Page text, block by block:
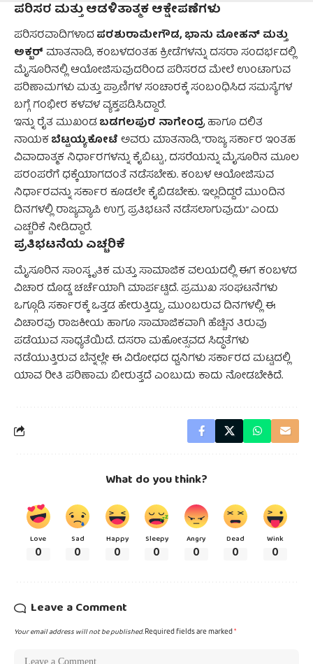
ಪರಿಸರ ಮತ್ತು ಆಡಳಿತಾತ್ಮಕ ಆಕ್ಷೇಪಣೆಗಳು
ಪರಿಸರವಾದಿಗಳಾದಪರಶುರಾಮೇಗೌಡ, ಭಾನು ಮೋಹನ್ ಮತ್ತು
ಅಕ್ಬರ್ ಮಾತನಾಡಿ, ಕಂಬಳದಂತಹ ಕ್ರೀಡೆಗಳನ್ನು ದಸರಾ ಸಂದರ್ಭದಲ್ಲಿ
ಮೈಸೂರಿನಲ್ಲಿ ಆಯೋಜಿಸುವುದರಿಂದ ಪರಿಸರದ ಮೇಲೆ ಉಂಟಾಗುವ
ಪರಿಣಾಮಗಳು ಮತ್ತು ಪ್ರಾಣಿಗಳ ಸಂಚಾರಕ್ಕೆ ಸಂಬಂಧಿಸಿದ ಸಮಸ್ಯೆಗಳ
ಬಗ್ಗೆ ಗಂಭೀರ ಕಳವಳ ವ್ಯಕ್ತಪಡಿಸಿದ್ದಾರೆ.
ಇನ್ನು ರೈತ ಮುಖಂಡಬಡಗಲಪುರ ನಾಗೇಂದ್ರ ಹಾಗೂ ದಲಿತ
ನಾಯಕ ಬೆಟ್ಟಯ್ಯಕೋಟೆ ಅವರು ಮಾತನಾಡಿ, “ರಾಜ್ಯ ಸರ್ಕಾರ ಇಂತಹ
ವಿವಾದಾತ್ಮಕ ನಿರ್ಧಾರಗಳನ್ನು ಕೈಬಿಟ್ಟು, ದಸರೆಯನ್ನು ಮೈಸೂರಿನ ಮೂಲ
ಪರಂಪರೆಗೆ ಧಕ್ಕೆಯಾಗದಂತೆ ನಡೆಸಬೇಕು. ಕಂಬಳ ಆಯೋಜಿಸುವ
ನಿರ್ಧಾರವನ್ನು ಸರ್ಕಾರ ಕೂಡಲೇ ಕೈಬಿಡಬೇಕು. ಇಲ್ಲದಿದ್ದರೆ ಮುಂದಿನ
ದಿನಗಳಲ್ಲಿ ರಾಜ್ಯವ್ಯಾಪಿ ಉಗ್ರ ಪ್ರತಿಭಟನೆ ನಡೆಸಲಾಗುವುದು” ಎಂದು
ಎಚ್ಚರಿಕೆ ನೀಡಿದ್ದಾರೆ.
ಪ್ರತಿಭಟನೆಯ ಎಚ್ಚರಿಕೆ
ಮೈಸೂರಿನ ಸಾಂಸ್ಕೃತಿಕ ಮತ್ತು ಸಾಮಾಜಿಕ ವಲಯದಲ್ಲಿ ಈಗ ಕಂಬಳದ
ವಿಚಾರ ದೊಡ್ಡ ಚರ್ಚೆಯಾಗಿ ಮಾರ್ಪಟ್ಟಿದೆ. ಪ್ರಮುಖ ಸಂಘಟನೆಗಳು
ಒಗ್ಗೂಡಿ ಸರ್ಕಾರಕ್ಕೆ ಒತ್ತಡ ಹೇರುತ್ತಿದ್ದು, ಮುಂಬರುವ ದಿನಗಳಲ್ಲಿ ಈ
ವಿಚಾರವು ರಾಜಕೀಯ ಹಾಗೂ ಸಾಮಾಜಿಕವಾಗಿ ಹೆಚ್ಚಿನ ತಿರುವು
ಪಡೆಯುವ ಸಾಧ್ಯತೆಯಿದೆ. ದಸರಾ ಮಹೋತ್ಸವದ ಸಿದ್ಧತೆಗಳು
ನಡೆಯುತ್ತಿರುವ ಬೆನ್ನಲ್ಲೇ ಈ ವಿರೋಧದ ಧ್ವನಿಗಳು ಸರ್ಕಾರದ ಮಟ್ಟದಲ್ಲಿ
ಯಾವ ರೀತಿ ಪರಿಣಾಮ ಬೀರುತ್ತದೆ ಎಂಬುದು ಕಾದು ನೋಡಬೇಕಿದೆ.
What do you think?
Love
0
Sad
0
Happy
0
Sleepy
0
Angry
0
Dead
0
Wink
0
Leave a Comment
Your email address will not be published.Required fields are marked*